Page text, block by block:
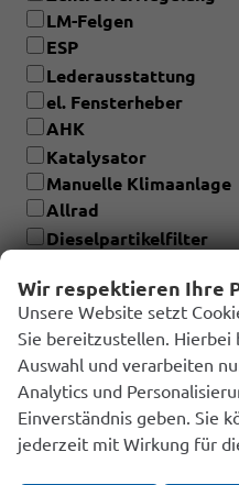
LM-Felgen
ESP
Lederausstattung
el. Fensterheber
AHK
Katalysator
Manuelle Klimaanlage
Allrad
Dieselpartikelfilter
Scheckheftgepflegt
Weitere Beschreibungen:
Unfallschäden...
Wir respektieren Ihre
Unsere Website setzt
Sie bereitzustellen. Hierbei
Auswahl und verarbeiten
Analytics und
Einverständnis geben. Sie
jederzeit mit Wirkung für